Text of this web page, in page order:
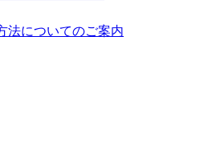
法についてのご案内